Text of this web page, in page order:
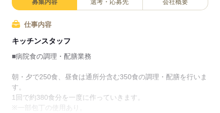
募集内容 選考・応募先 会社概要
仕事内容
キッチンスタッフ
■病院食の調理・配膳業務
朝・夕で250食、昼食は通所分含む350食の調理・配膳を行いま
す。
1回で約380食分を一度に作っていきます。
※一部包丁の使用あり。